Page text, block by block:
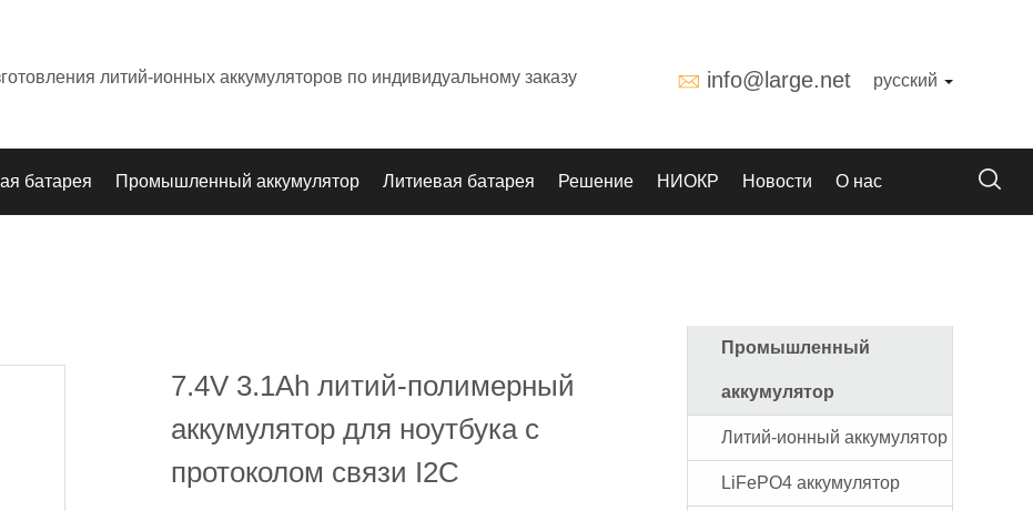
литий-ионных аккумуляторов по индивидуальному заказу info@large.net русский
батарея Промышленный аккумулятор Литиевая батарея Решение НИОКР Новости О нас
7.4V 3.1Ah литий-полимерный
аккумулятор для ноутбука с
протоколом связи I2C
Промышленный
аккумулятор
Литий-ионный аккумулятор
LiFePO4 аккумулятор